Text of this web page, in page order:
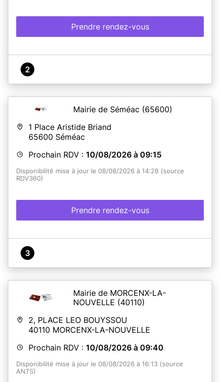
Prendre rendez-vous
2
Mairie de Séméac (65600)
1 Place Aristide Briand
65600 Séméac
Prochain RDV : 10/08/2026 à 09:15
Disponibilité mise à jour le 08/08/2026 à 14:28 (source
RDV360)
Prendre rendez-vous
3
Mairie de MORCENX-LA-
NOUVELLE (40110)
2, PLACE LEO BOUYSSOU
40110 MORCENX-LA-NOUVELLE
Prochain RDV : 10/08/2026 à 09:40
Disponibilité mise à jour le 08/08/2026 à 16:13 (source
ANTS)